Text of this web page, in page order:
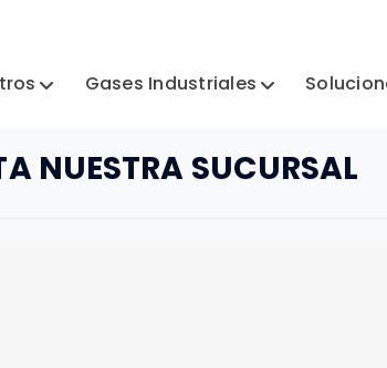
Gases Industriales
NUESTRA SUCURSAL